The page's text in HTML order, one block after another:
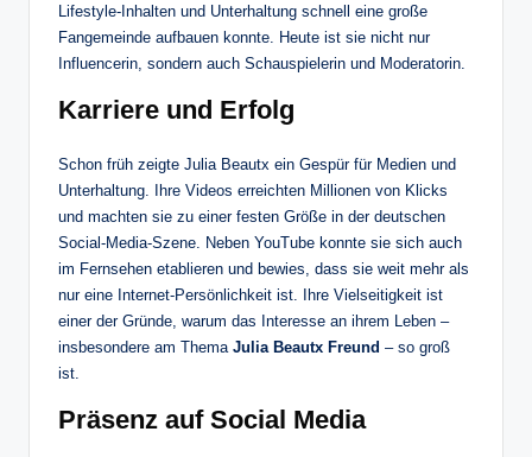
Lifestyle-Inhalten und Unterhaltung schnell eine große
Fangemeinde aufbauen konnte. Heute ist sie nicht nur
Influencerin, sondern auch Schauspielerin und Moderatorin.
Karriere und Erfolg
Schon früh zeigte Julia Beautx ein Gespür für Medien und
Unterhaltung. Ihre Videos erreichten Millionen von Klicks
und machten sie zu einer festen Größe in der deutschen
Social-Media-Szene. Neben YouTube konnte sie sich auch
im Fernsehen etablieren und bewies, dass sie weit mehr als
nur eine Internet-Persönlichkeit ist. Ihre Vielseitigkeit ist
einer der Gründe, warum das Interesse an ihrem Leben –
insbesondere am Thema Julia Beautx Freund – so groß
ist.
Präsenz auf Social Media